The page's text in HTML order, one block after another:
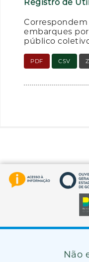
Registro de
embarques
público
PDF CSV
Não